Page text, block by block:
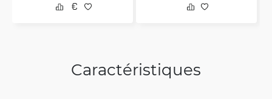
Caractéristiques